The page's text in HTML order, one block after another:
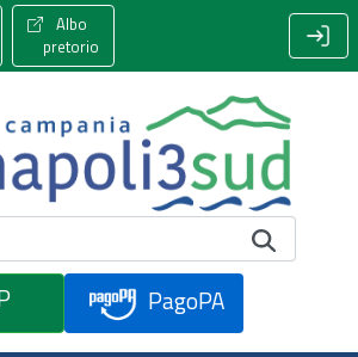
Albo
pretorio
PagoPA